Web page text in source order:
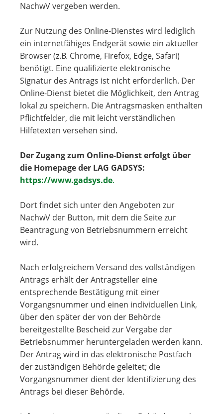
NachwV vergeben werden.
Zur Nutzung des Online-Dienstes wird lediglich
ein internetfähiges Endgerät sowie ein aktueller
Browser (z.B. Chrome, Firefox, Edge, Safari)
benötigt. Eine qualifizierte elektronische
Signatur des Antrags ist nicht erforderlich. Der
Online-Dienst bietet die Möglichkeit, den Antrag
lokal zu speichern. Die Antragsmasken enthalten
Pflichtfelder, die mit leicht verständlichen
Hilfetexten versehen sind.
Der Zugang zum Online-Dienst erfolgt über
die Homepage der LAG GADSYS:
https://www.gadsys.de.
Dort findet sich unter den Angeboten zur
NachwV der Button, mit dem die Seite zur
Beantragung von Betriebsnummern erreicht
wird.
Nach erfolgreichem Versand des vollständigen
Antrags erhält der Antragsteller eine
entsprechende Bestätigung mit einer
Vorgangsnummer und einen individuellen Link,
über den später der von der Behörde
bereitgestellte Bescheid zur Vergabe der
Betriebsnummer heruntergeladen werden kann.
Der Antrag wird in das elektronische Postfach
der zuständigen Behörde geleitet; die
Vorgangsnummer dient der Identifizierung des
Antrags bei dieser Behörde.